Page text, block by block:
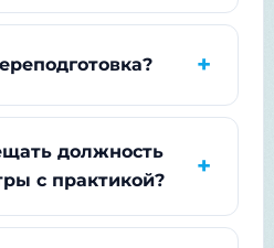
должность
с практикой?